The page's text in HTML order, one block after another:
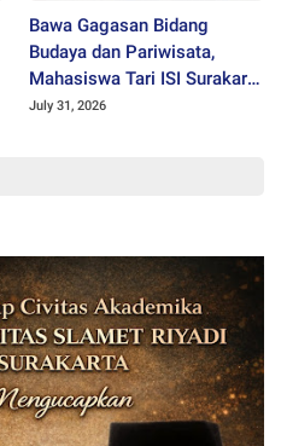
Bawa Gagasan Bidang
Budaya dan Pariwisata,
Mahasiswa Tari ISI Surakarta
Raih Medali Emas JEC 2026
July 31, 2026